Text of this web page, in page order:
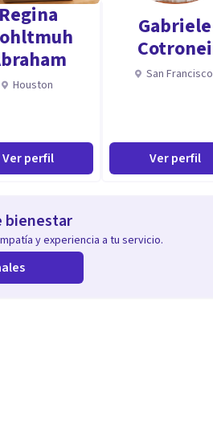
Regina
Houston
Ver perfil
Gabriele
Cotronei
San Francisco
Ver perfil
bienestar
y experiencia a tu servicio.